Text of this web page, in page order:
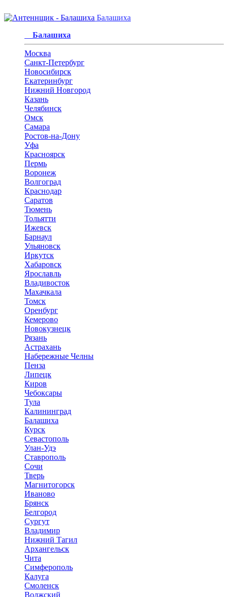
Балашиха
Балашиха
Москва
Санкт-Петербург
Новосибирск
Екатеринбург
Нижний Новгород
Казань
Челябинск
Омск
Самара
Ростов-на-Дону
Уфа
Красноярск
Пермь
Воронеж
Волгоград
Краснодар
Саратов
Тюмень
Тольятти
Ижевск
Барнаул
Ульяновск
Иркутск
Хабаровск
Ярославль
Владивосток
Махачкала
Томск
Оренбург
Кемерово
Новокузнецк
Рязань
Астрахань
Набережные Челны
Пенза
Липецк
Киров
Чебоксары
Тула
Калининград
Балашиха
Курск
Севастополь
Улан-Удэ
Ставрополь
Сочи
Тверь
Магнитогорск
Иваново
Брянск
Белгород
Сургут
Владимир
Нижний Тагил
Архангельск
Чита
Симферополь
Калуга
Смоленск
Волжский